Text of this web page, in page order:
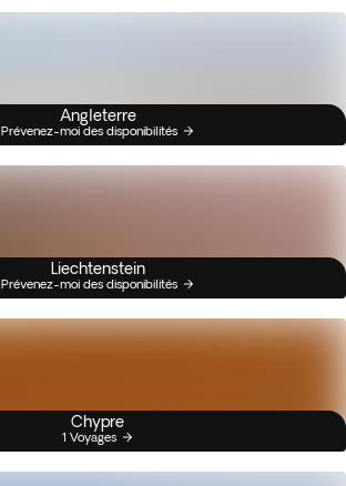
Angleterre
Prévenez-moi des disponibilités
Liechtenstein
Prévenez-moi des disponibilités
Chypre
1 Voyages